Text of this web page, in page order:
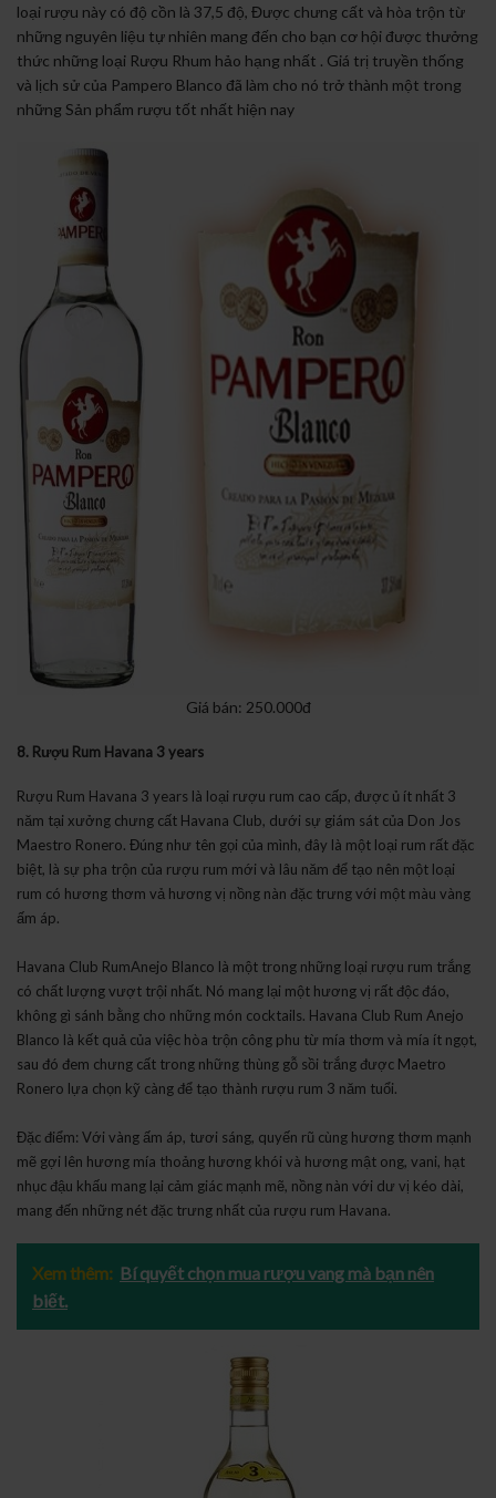
loại rượu này có độ cồn là 37,5 độ, Được chưng cất và hòa trộn từ
những nguyên liệu tự nhiên mang đến cho bạn cơ hội được thưởng
thức những loại Rượu Rhum hảo hạng nhất . Giá trị truyền thống
và lịch sử của Pampero Blanco đã làm cho nó trở thành một trong
những Sản phẩm rượu tốt nhất hiện nay
Giá bán: 250.000đ
8. Rượu Rum Havana 3 years
Rượu Rum Havana 3 years là loại rượu rum cao cấp, được ủ ít nhất 3
năm tại xưởng chưng cất Havana Club, dưới sự giám sát của Don Jos
Maestro Ronero. Đúng như tên gọi của mình, đây là một loại rum rất đặc
biệt, là sự pha trộn của rượu rum mới và lâu năm để tạo nên một loại
rum có hương thơm vả hương vị nồng nàn đặc trưng với một màu vàng
ấm áp.
Havana Club RumAnejo Blanco là một trong những loại rượu rum trắng
có chất lượng vượt trội nhất. Nó mang lại một hương vị rất độc đáo,
không gì sánh bằng cho những món cocktails. Havana Club Rum Anejo
Blanco là kết quả của việc hòa trộn công phu từ mía thơm và mía ít ngọt,
sau đó đem chưng cất trong những thùng gỗ sồi trắng được Maetro
Ronero lựa chọn kỹ càng để tạo thành rượu rum 3 năm tuổi.
Đặc điểm: Với vàng ấm áp, tươi sáng, quyến rũ cùng hương thơm mạnh
mẽ gợi lên hương mía thoảng hương khói và hương mật ong, vani, hạt
nhục đậu khấu mang lại cảm giác mạnh mẽ, nồng nàn với dư vị kéo dài,
mang đến những nét đặc trưng nhất của rượu rum Havana.
Xem thêm: Bí quyết chọn mua rượu vang mà bạn nên
biết.